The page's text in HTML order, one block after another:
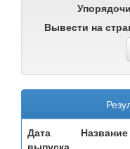
Вывести на
Дата
выпуска
Название